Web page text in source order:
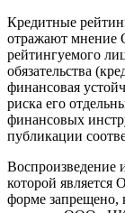
Кредитные
отражают мнение
рейтингуемого
обязательства
финансовая
риска его
финансовых
публикации
Воспроизведение
которой
форме запрещено,